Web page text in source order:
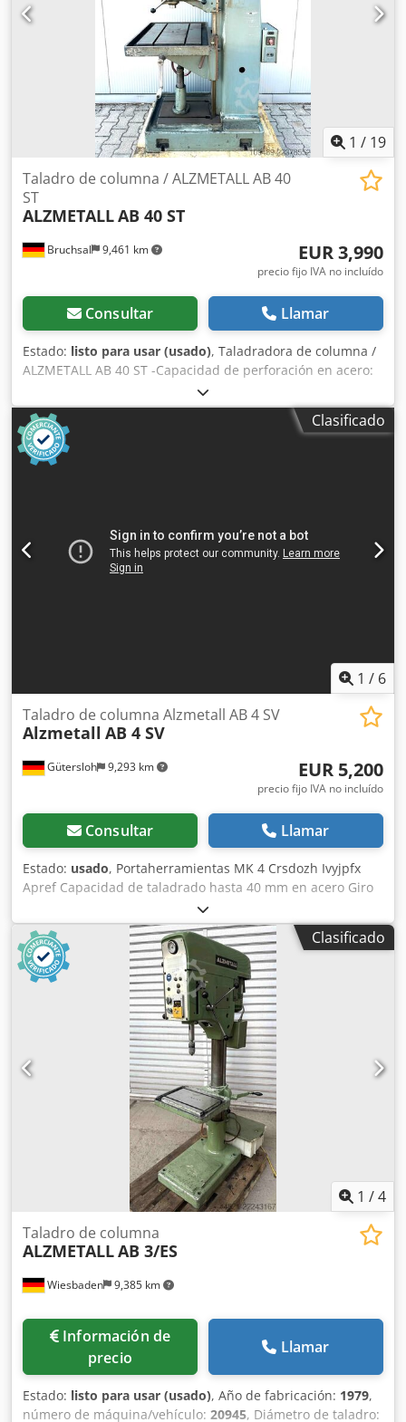
Indicador de velocidad -Giro a la derecha / a la izquierda -
Cabezal de taladrado giratorio con herramientas -Mesa de
trabajo ajustable en altura mediante manivela -Sistema de
refrigeración Crjdpfx Apozn Unverjf -Parada de
emergencia / Apagado -Lámpara de trabajo Dimensiones:
Largo x Ancho x Alto: 1 x 0,8 x 2,1 metros / Peso: aprox.
1200 kg Salvo errores y omisiones.
1 / 19
Bruchsal 9,461 km
Taladro de columna / ALZMETALL AB 40
ST
ALZMETALLAB 40 ST
EUR 3,990
precio fijo IVA no incluído
Consultar Llamar
Estado: listo para usar (usado), Taladradora de columna /
ALZMETALL AB 40 ST -Capacidad de perforación en acero:
aproximadamente 50 mm -Capacidad de roscado: máx.
M30 Crsdpfozm Tb Eex Aprjf -Cono de herramienta: MK 4 -
Recorrido del husillo: aproximadamente 160 mm -Avance
automático: 0,1-0,2-0,3-0,4 mm/rev. -Salida:
aproximadamente 300 mm -Regulación de velocidad
Potencia del motor: aproximadamente 3 kW Dimensiones:
largo x ancho x alto: 1,2 x 0,8 x 2,2 metros / Peso:
aproximadamente 1200 kg Salvo errores u omisiones.
Clasificado
1 / 6
Gütersloh 9,293 km
Taladro de columna Alzmetall AB 4 SV
Alzmetall AB 4 SV
EUR 5,200
precio fijo IVA no incluído
Consultar Llamar
Estado: usado, Portaherramientas MK 4 Crsdozh Ivyjpfx
Apref Capacidad de taladrado hasta 40 mm en acero Giro
a derecha e izquierda Ajuste continuo de la velocidad con
indicador Avance automático
Clasificado
1 /4
Wiesbaden 9,385 km
Taladro de columna
ALZMETALLAB 3/ES
Información de
precio
Llamar
Estado: listo para usar (usado), Año de fabricación: 1979,
número de máquina/vehículo: 20945, Diámetro de taladro: